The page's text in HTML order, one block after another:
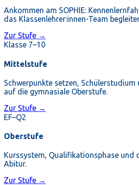
Ankommen am SOPHIE:
das Klassenlehrer:innen-Team
Zur Stufe →
Klasse 7–10
Mittelstufe
Schwerpunkte setzen,
auf die gymnasiale Oberstufe.
Zur Stufe →
EF–Q2
Oberstufe
Kurssystem, Qualifikationsphase und
Abitur.
Zur Stufe →